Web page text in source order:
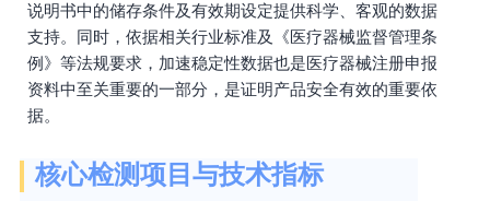
说明书中的储存条件及有效期设定提供科学、客观的数据
支持。同时，依据相关行业标准及《医疗器械监督管理条
例》等法规要求，加速稳定性数据也是医疗器械注册申报
资料中至关重要的一部分，是证明产品安全有效的重要依
据。
核心检测项目与技术指标